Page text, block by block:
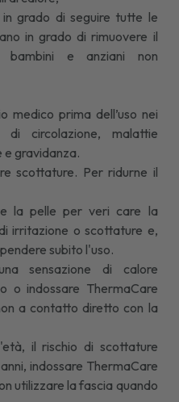
grado di seguire tutte le
in grado di rimuovere il
bambini e anziani non
medico prima dell’uso nei
circolazione, malattie
gravidanza.
scottature. Per ridurne il
la pelle per veri care la
irritazione o scottature e,
subito l'uso.
sensazione di calore
o indossare ThermaCare
a contatto diretto con la
il rischio di scottature
indossare ThermaCare
utilizzare la fascia quando